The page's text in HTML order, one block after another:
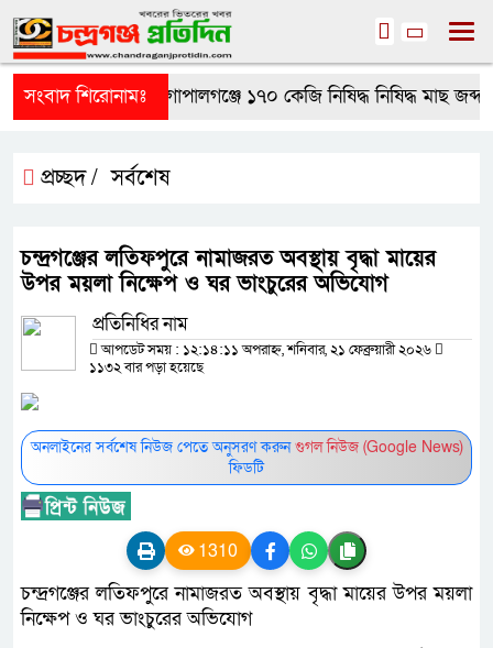
সংবাদ শিরোনামঃগোপালগঞ্জে ১৭০ কেজি নিষিদ্ধ নিষিদ্ধ মাছ
প্রচ্ছদ / সর্বশেষ
চন্দ্রগঞ্জের লতিফপুরে নামাজরত অবস্থায় বৃদ্ধা মায়ের
উপর ময়লা নিক্ষেপ ও ঘর ভাংচুরের অভিযোগ
প্রতিনিধির নাম
আপডেট সময় : ১২:১৪:১১ অপরাহ্ন, শনিবার, ২১ ফেব্রুয়ারী ২০২৬
১১৩২ বার পড়া হয়েছে
অনলাইনের সর্বশেষ নিউজ পেতে অনুসরণ করুনগুগল নিউজ (Google News)
ফিডটি
1310
চন্দ্রগঞ্জের লতিফপুরে নামাজরত অবস্থায় বৃদ্ধা মায়ের উপর ময়লা
নিক্ষেপ ও ঘর ভাংচুরের অভিযোগ